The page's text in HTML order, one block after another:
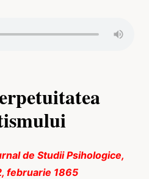
de Studii Psihologice,
februarie 1865